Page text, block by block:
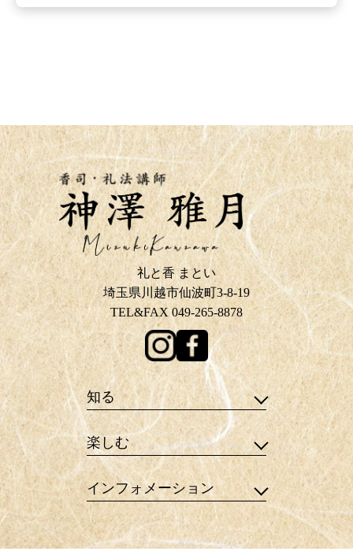
礼と香 まとい
埼玉県川越市仙波町3-8-19
TEL&FAX 049-265-8878
知る
楽しむ
インフォメーション